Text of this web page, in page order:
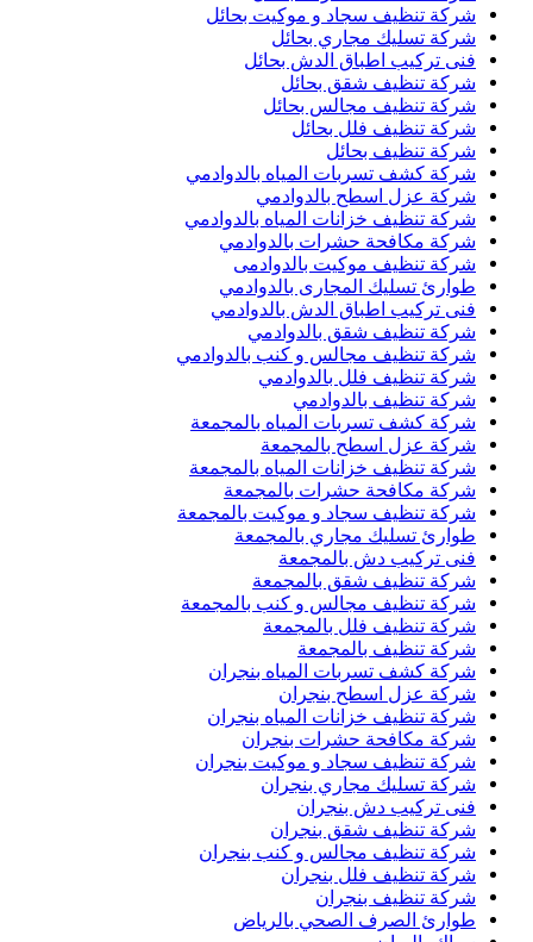
شركة تنظيف سجاد و موكيت بحائل
شركة تسليك مجاري بحائل
فنى تركيب اطباق الدش بحائل
شركة تنظيف شقق بحائل
شركة تنظيف مجالس بحائل
شركة تنظيف فلل بحائل
شركة تنظيف بحائل
شركة كشف تسربات المياه بالدوادمي
شركة عزل اسطح بالدوادمي
شركة تنظيف خزانات المياه بالدوادمي
شركة مكافحة حشرات بالدوادمي
شركة تنظيف موكيت بالدوادمى
طوارئ تسليك المجارى بالدوادمي
فنى تركيب اطباق الدش بالدوادمي
شركة تنظيف شقق بالدوادمي
شركة تنظيف مجالس و كنب بالدوادمي
شركة تنظيف فلل بالدوادمي
شركة تنظيف بالدوادمي
شركة كشف تسربات المياه بالمجمعة
شركة عزل اسطح بالمجمعة
شركة تنظيف خزانات المياه بالمجمعة
شركة مكافحة حشرات بالمجمعة
شركة تنظيف سجاد و موكيت بالمجمعة
طوارئ تسليك مجاري بالمجمعة
فنى تركيب دش بالمجمعة
شركة تنظيف شقق بالمجمعة
شركة تنظيف مجالس و كنب بالمجمعة
شركة تنظيف فلل بالمجمعة
شركة تنظيف بالمجمعة
شركة كشف تسربات المياه بنجران
شركة عزل اسطح بنجران
شركة تنظيف خزانات المياه بنجران
شركة مكافحة حشرات بنجران
شركة تنظيف سجاد و موكيت بنجران
شركة تسليك مجاري بنجران
فنى تركيب دش بنجران
شركة تنظيف شقق بنجران
شركة تنظيف مجالس و كنب بنجران
شركة تنظيف فلل بنجران
شركة تنظيف بنجران
طوارئ الصرف الصحي بالرياض